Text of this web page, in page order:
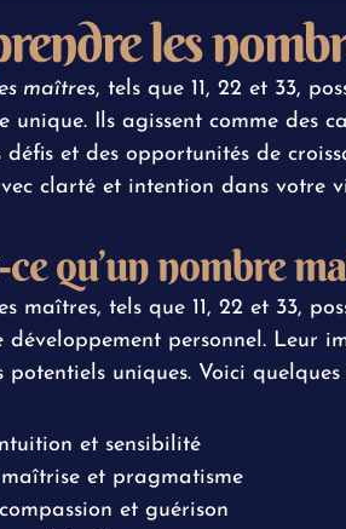
les
maîtres, tels que 11, 22 et 33,
unique. Ils agissent comme des
et des opportunités de
clarté et intention dans votre
ce qu’un nombre
maîtres, tels que 11, 22 et 33,
développement personnel. Leur
potentiels uniques. Voici quelques
et sensibilité
et pragmatisme
et guérison